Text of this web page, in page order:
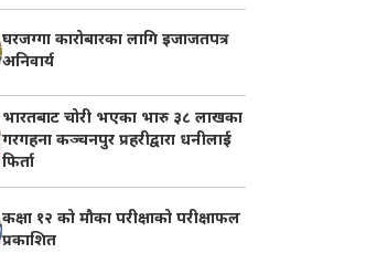
घरजग्गा कारोबारका लागि इजाजतपत्र
अनिवार्य
भारतबाट चोरी भएका भारु ३८ लाखका
गरगहना कञ्चनपुर प्रहरीद्वारा धनीलाई
फिर्ता
कक्षा १२ को मौका परीक्षाको परीक्षाफल
प्रकाशित